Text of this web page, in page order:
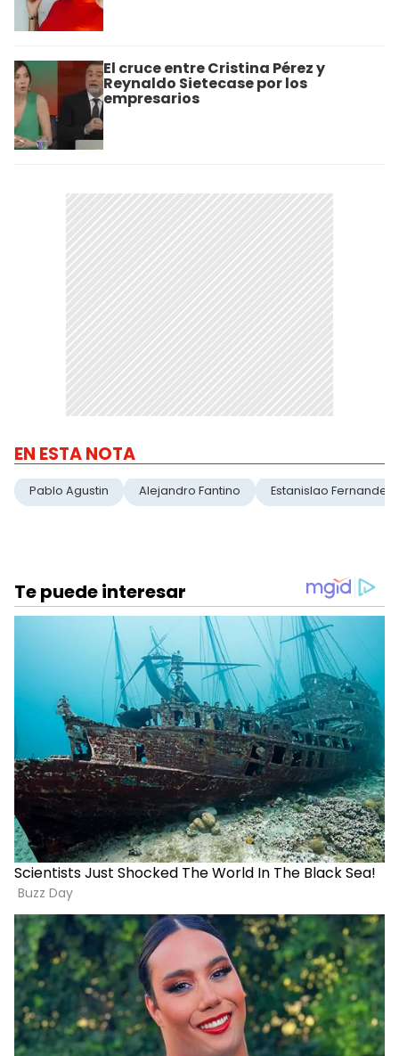
El cruce entre Cristina Pérez y
Reynaldo Sietecase por los
empresarios
EN ESTA NOTA
Pablo Agustin Alejandro Fantino Estanislao Fernandez